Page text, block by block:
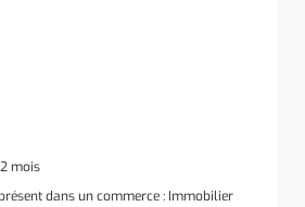
mois
dans un commerce : Immobilier